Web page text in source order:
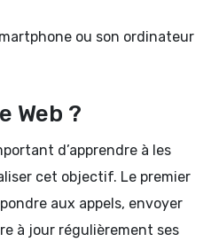
ou son ordinateur
Web ?
d’apprendre à les
cet objectif. Le premier
aux appels, envoyer
à jour régulièrement ses